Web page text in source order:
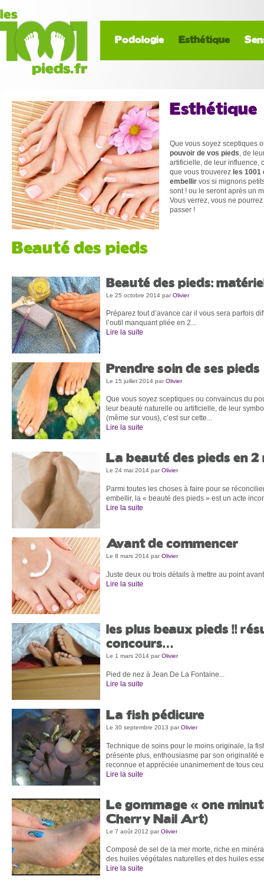
Podologie Esthétique
Esthétique
Que vous soyez sceptiques
pouvoir de vos pieds , de
artificielle, de leur influence,
que vous trouverez les 1001
embellir vos si mignons
sont ! ou le seront après un
Vous verrez, vous ne
passer !
Beauté des pieds
Beauté des pieds:
Le 25 octobre 2014 parOlivier
Préparez tout d’avance car il vous sera parfois
l’outil manquant pliée en 2...
Lire la suite
Prendre soin de ses pieds
Le 15 juillet 2014 parOlivier
Que vous soyez sceptiques ou convaincus du
leur beauté naturelle ou artificielle, de leur
(même sur vous), c’est sur cette...
Lire la suite
La beauté des pieds en 2
Le 24 mai 2014 parOlivier
Parmi toutes les choses à faire pour se
embellir, la « beauté des pieds » est un acte
Lire la suite
Avant de commencer
Le 8 mars 2014 parOlivier
Juste deux ou trois détails à mettre au point
Lire la suite
les plus beaux pieds !!
concours…
Le 1 mars 2014 parOlivier
Pied de nez à Jean De La Fontaine...
Lire la suite
La fish pédicure
Le 30 septembre 2013 parOlivier
Technique de soins pour le moins originale, la
présente plus, enthousiasme par son originalité
reconnue et appréciée unanimement de tous
Lire la suite
Le gommage « one
Cherry Nail Art)
Le 7 août 2012 parOlivier
Composé de sel de la mer morte, riche en
des huiles végétales naturelles et des huiles
Lire la suite